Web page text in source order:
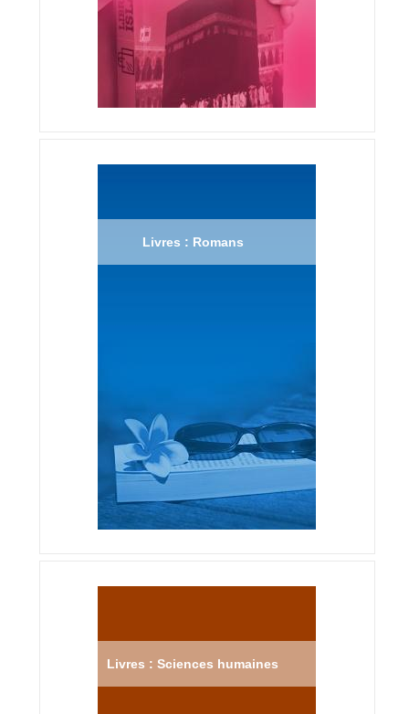
Livres : Romans
Livres : Sciences humaines